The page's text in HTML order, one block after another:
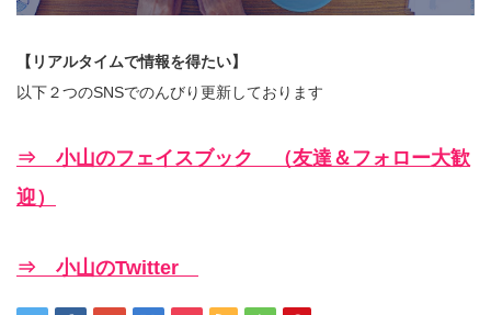
【リアルタイムで情報を得たい】
以下２つのSNSでのんびり更新しております
⇒ 小山のフェイスブック （友達＆フォロー大歓
迎）
⇒ 小山のTwitter